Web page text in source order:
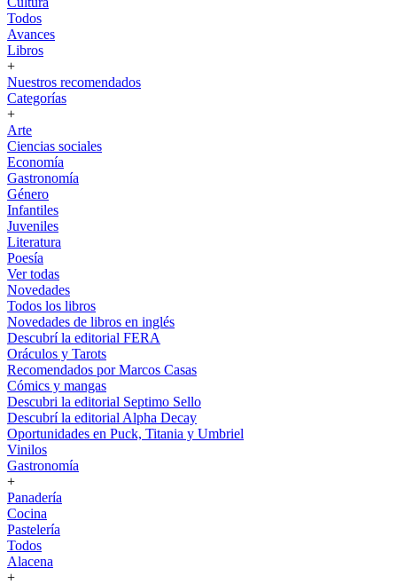
Todos
Avances
Libros
+
Nuestros recomendados
Categorías
+
Arte
Ciencias sociales
Economía
Gastronomía
Género
Infantiles
Juveniles
Literatura
Poesía
Ver todas
Novedades
Todos los libros
Novedades de libros en inglés
Descubrí la editorial FERA
Oráculos y Tarots
Recomendados por Marcos Casas
Cómics y mangas
Descubri la editorial Septimo Sello
Descubrí la editorial Alpha Decay
Oportunidades en Puck, Titania y Umbriel
Vinilos
Gastronomía
+
Panadería
Cocina
Pastelería
Todos
Alacena
+